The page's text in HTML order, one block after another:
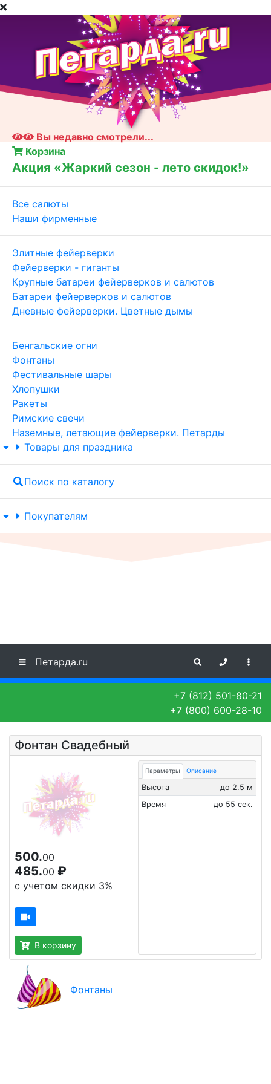
Вы недавно смотрели...
Корзина
Акция «Жаркий сезон - лето скидок!»
Все салюты
Наши фирменные
Элитные фейерверки
Фейерверки - гиганты
Крупные батареи фейерверков и салютов
Батареи фейерверков и салютов
Дневные фейерверки. Цветные дымы
Бенгальские огни
Фонтаны
Фестивальные шары
Хлопушки
Ракеты
Римские свечи
Наземные, летающие фейерверки. Петарды
Товары для праздника
Поиск по каталогу
Покупателям
Петарда.ru
+7 (812) 501-80-21
+7 (800) 600-28-10
Фонтан Свадебный
500.00
485.00 ₽
с учетом скидки 3%
В корзину
Параметры Описание
Высота
до 2.5 м
Время
до 55 сек.
Фонтаны